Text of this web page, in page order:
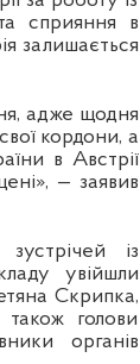
сприяння в
залишається
адже щодня
кордони, а
в Австрії
— заявив
із
увійшли
Скрипка,
голови
органів